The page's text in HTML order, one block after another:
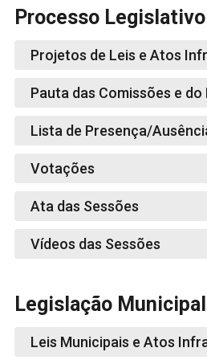
Processo Legislativo
Projetos de Leis e Atos
Pauta das Comissões e do
Lista de Presença/
Votações
Ata das Sessões
Vídeos das Sessões
Legislação Municipal
Leis Municipais e Atos